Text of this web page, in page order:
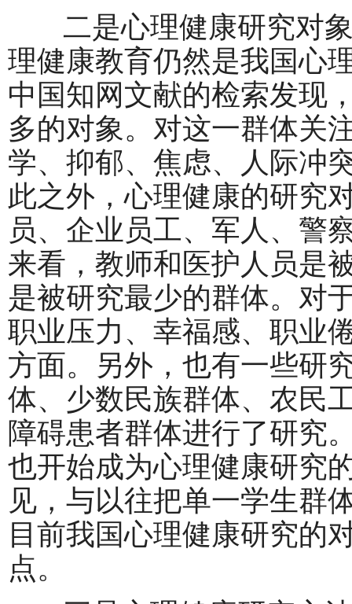
二是心理健康研究对象
理健康教育仍然是我国心
中国知网文献的检索发现
多的对象。对这一群体关
学、抑郁、焦虑、人际冲
此之外，心理健康的研究
员、企业员工、军人、警
来看，教师和医护人员是
是被研究最少的群体。对
职业压力、幸福感、职业
方面。另外，也有一些研
体、少数民族群体、农民
障碍患者群体进行了研究
也开始成为心理健康研究
见，与以往把单一学生群
目前我国心理健康研究的
点。